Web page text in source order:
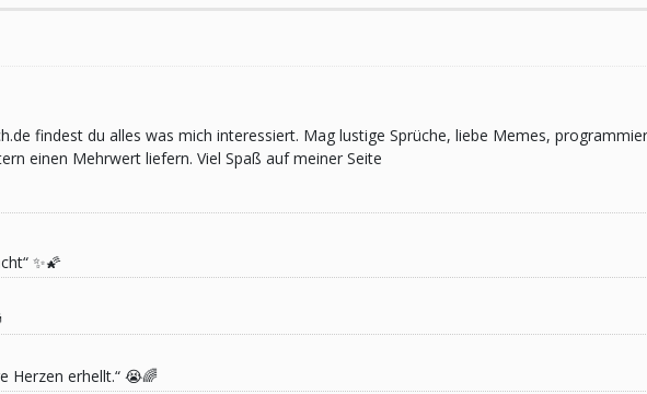
findest du alles was mich interessiert. Mag lustige Sprüche, liebe Memes,
einen Mehrwert liefern. Viel Spaß auf meiner Seite
✨🌠
Herzen erhellt.“ 😭🌈